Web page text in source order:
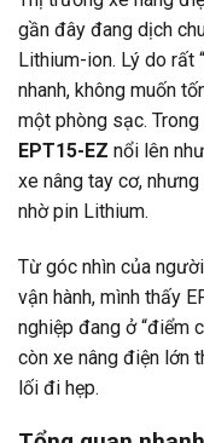
gần đây đang dịch
Lithium-ion. Lý do rất
nhanh, không muốn
một phòng sạc.
EPT15-EZ nổi lên
xe nâng tay cơ, nhưng
nhờ pin Lithium.
Từ góc nhìn của
vận hành, mình thấy
nghiệp đang ở “điểm
còn xe nâng điện lớn
lối đi hẹp.